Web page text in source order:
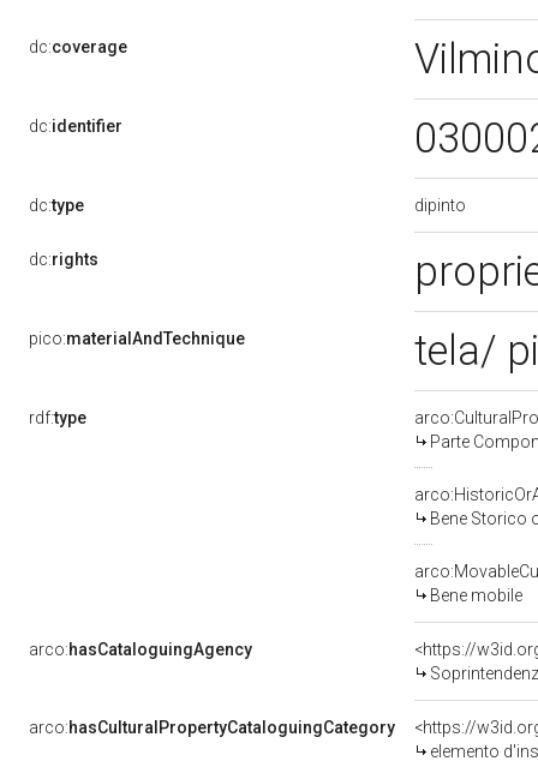
dc:coverage
dc:identifier
dc:type dipinto
dc:rights
pico:materialAndTechnique tela/
rdf:type
Parte
Bene Storico
Bene mobile
arco:hasCataloguingAgency
<https://
Soprintendenza per i
arco:hasCulturalPropertyCataloguingCategory
<https://
elemento